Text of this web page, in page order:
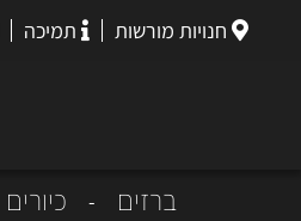
חנויות מורשות תמיכה
ברזים כיורים